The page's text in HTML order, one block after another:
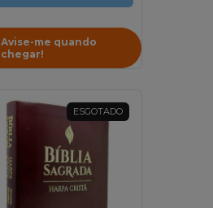
Avise-me quando
chegar!
ESGOTADO